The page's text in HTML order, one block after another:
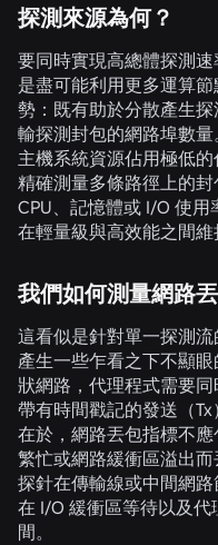
探測來源為何？
要同時實現高總體探測
是盡可能利用更多運算
勢：既有助於分散產生
輸探測封包的網路埠數
主機系統資源佔用極低
精確測量多條路徑上的
CPU、記憶體或 I/O 使
在輕量級與高效能之間維
我們如何測量網路
這看似是針對單一探測
產生一些乍看之下不顯
狀網路，代理程式需要
帶有時間戳記的發送（
在於，網路丟包指標不
繁忙或網路緩衝區溢出
探針在傳輸線或中間網
在 I/O 緩衝區等待以及
間。